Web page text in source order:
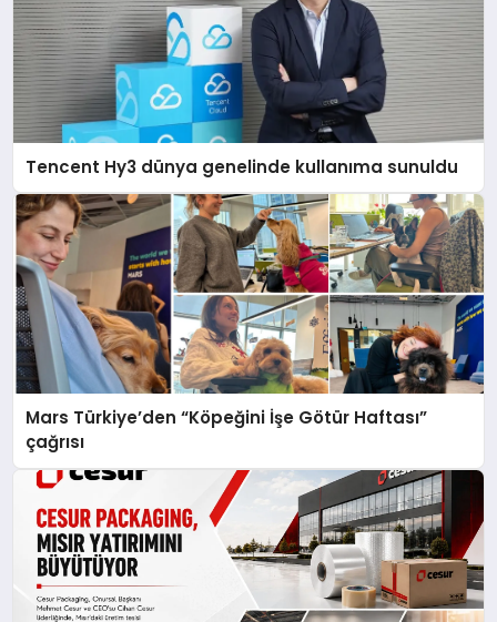
Tencent Hy3 dünya genelinde kullanıma sunuldu
Mars Türkiye’den “Köpeğini İşe Götür Haftası”
çağrısı